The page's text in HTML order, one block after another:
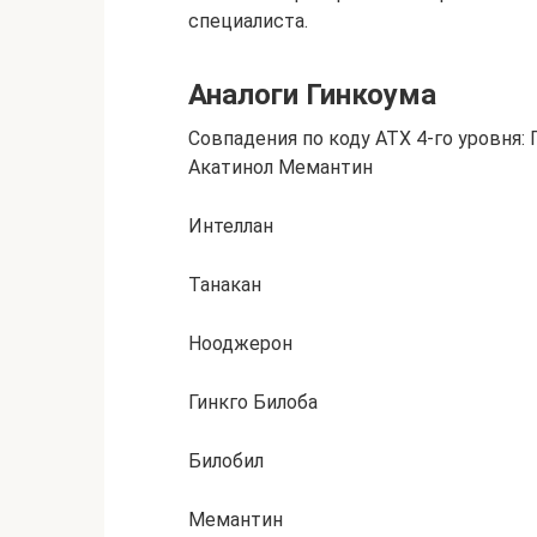
специалиста.
Аналоги Гинкоума
Совпадения по коду АТХ 4-го уровня:
Акатинол Мемантин
Интеллан
Танакан
Нооджерон
Гинкго Билоба
Билобил
Мемантин